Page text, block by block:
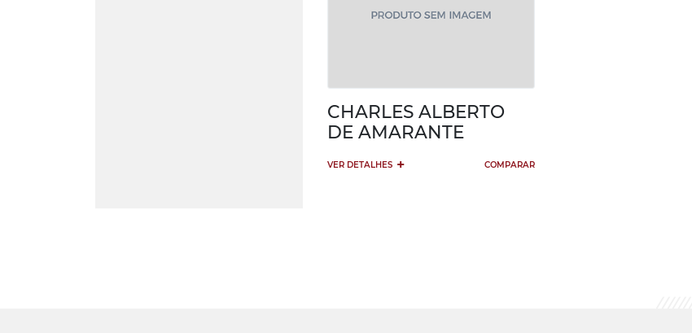
CHARLES ALBERTO
DE AMARANTE
VER DETALHES + COMPARAR